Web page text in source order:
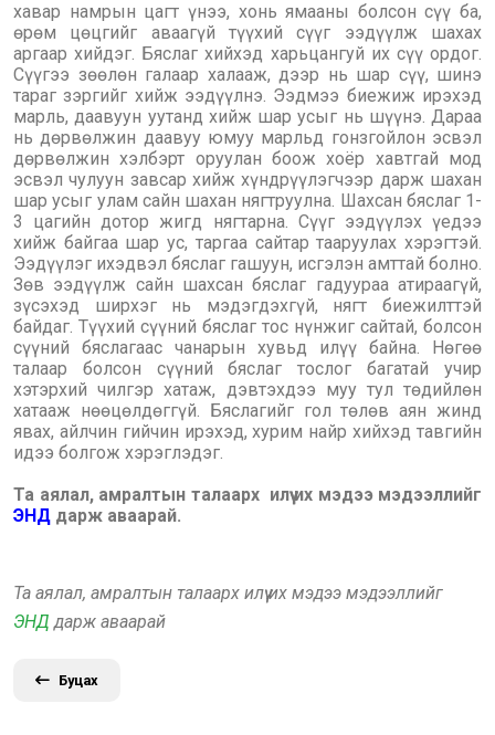
хавар намрын цагт үнээ, хонь ямааны болсон сүү ба,
өрөм цөцгийг аваагүй түүхий сүүг ээдүүлж шахах
аргаар хийдэг. Бяслаг хийхэд харьцангуй их сүү ордог.
Сүүгээ зөөлөн галаар халааж, дээр нь шар сүү, шинэ
тараг зэргийг хийж ээдүүлнэ. Ээдмээ биежиж ирэхэд
марль, даавуун уутанд хийж шар усыг нь шүүнэ. Дараа
нь дөрвөлжин даавуу юмуу марльд гонзгойлон эсвэл
дөрвөлжин хэлбэрт оруулан боож хоёр хавтгай мод
эсвэл чулуун завсар хийж хүндрүүлэгчээр дарж шахан
шар усыг улам сайн шахан нягтруулна. Шахсан бяслаг 1-
3 цагийн дотор жигд нягтарна. Сүүг ээдүүлэх үедээ
хийж байгаа шар ус, таргаа сайтар тааруулах хэрэгтэй.
Ээдүүлэг ихэдвэл бяслаг гашуун, исгэлэн амттай болно.
Зөв ээдүүлж сайн шахсан бяслаг гадуураа атираагүй,
зүсэхэд ширхэг нь мэдэгдэхгүй, нягт биежилттэй
байдаг. Түүхий сүүний бяслаг тос нүнжиг сайтай, болсон
сүүний бяслагаас чанарын хувьд илүү байна. Нөгөө
талаар болсон сүүний бяслаг тослог багатай учир
хэтэрхий чилгэр хатаж, дэвтэхдээ муу тул төдийлөн
хатааж нөөцөлдөггүй. Бяслагийг гол төлөв аян жинд
явах, айлчин гийчин ирэхэд, хурим найр хийхэд тавгийн
идээ болгож хэрэглэдэг.
Та аялал, амралтын талаарх илүү их мэдээ мэдээллийг
ЭНД дарж аваарай.
Та аялал, амралтын талаарх илүү их мэдээ мэдээллийг
ЭНД дарж аваарай
Буцах